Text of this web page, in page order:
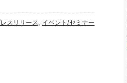
スリリース イベント/セミナー